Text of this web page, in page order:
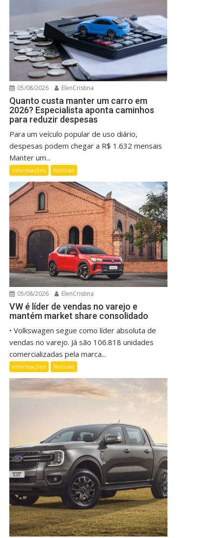
05/08/2026 ElenCristina
Quanto custa manter um carro em
2026? Especialista aponta caminhos
para reduzir despesas
Para um veículo popular de uso diário,
despesas podem chegar a R$ 1.632 mensais
Manter um...
Informações Notícias
05/08/2026 ElenCristina
VW é líder de vendas no varejo e
mantém market share consolidado
• Volkswagen segue como líder absoluta de
vendas no varejo. Já são 106.818 unidades
comercializadas pela marca...
Informações Notícias